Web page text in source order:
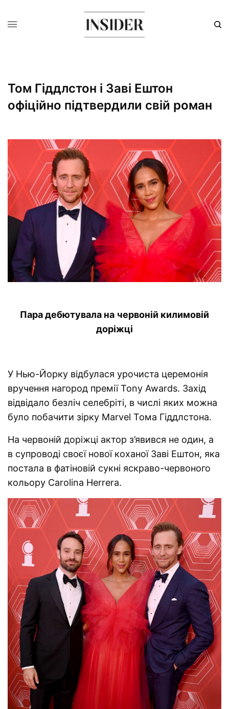
Том Гіддлстон і Заві Ештон
офіційно підтвердили свій роман
Пара дебютувала на червоній килимовій
доріжці
У Нью-Йорку відбулася урочиста церемонія
вручення нагород премії Tony Awards. Захід
відвідало безліч селебріті, в числі яких можна
було побачити зірку Marvel Тома Гіддлстона.
На червоній доріжці актор з’явився не один, а
в супроводі своєї нової коханої Заві Ештон, яка
постала в фатіновій сукні яскраво-червоного
кольору Carolina Herrera.